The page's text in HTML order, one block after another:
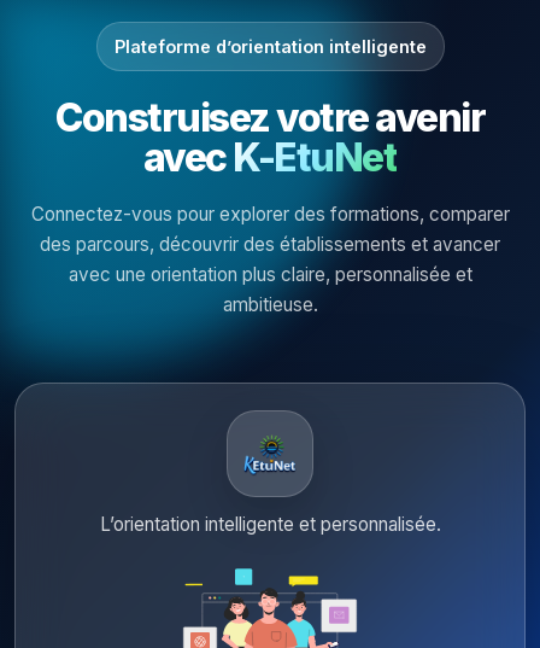
Plateforme d’orientation intelligente
Construisez votre avenir
avecK-EtuNet
Connectez-vous pour explorer des formations, comparer
des parcours, découvrir des établissements et avancer
avec une orientation plus claire, personnalisée et
ambitieuse.
L’orientation intelligente et personnalisée.